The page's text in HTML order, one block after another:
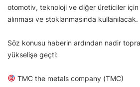
otomotiv, teknoloji ve diğer üreticiler için
alınması ve stoklanmasında kullanılacak.
Söz konusu haberin ardından nadir
yükselişe geçti:
TMC the metals company (TMC)